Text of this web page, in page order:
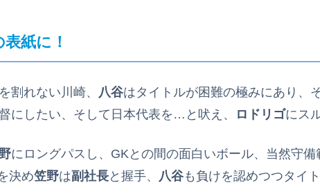
紙に！
割れない川崎、 八谷はタイトルが困難の極みにあり、
にしたい、そして日本代表を…と吠え、 ロドリゴにス
にロングパスし、GKとの間の面白いボール、当然守備
決め笠野は副社長と握手、 八谷も負けを認めつつタイ